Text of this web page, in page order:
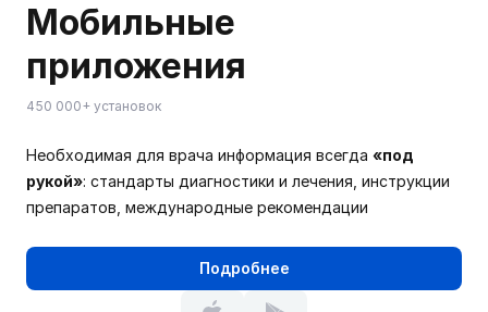
Мобильные
приложения
450 000+ установок
Необходимая для врача информация всегда «под
рукой»: стандарты диагностики и лечения, инструкции
препаратов, международные рекомендации
Подробнее